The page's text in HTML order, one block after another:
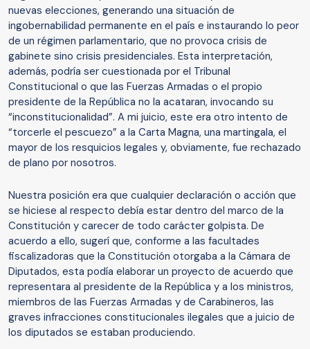
nuevas elecciones, generando una situación de
ingobernabilidad permanente en el país e instaurando lo peor
de un régimen parlamentario, que no provoca crisis de
gabinete sino crisis presidenciales. Esta interpretación,
además, podría ser cuestionada por el Tribunal
Constitucional o que las Fuerzas Armadas o el propio
presidente de la República no la acataran, invocando su
“inconstitucionalidad”. A mi juicio, este era otro intento de
“torcerle el pescuezo” a la Carta Magna, una martingala, el
mayor de los resquicios legales y, obviamente, fue rechazado
de plano por nosotros.
Nuestra posición era que cualquier declaración o acción que
se hiciese al respecto debía estar dentro del marco de la
Constitución y carecer de todo carácter golpista. De
acuerdo a ello, sugerí que, conforme a las facultades
fiscalizadoras que la Constitución otorgaba a la Cámara de
Diputados, esta podía elaborar un proyecto de acuerdo que
representara al presidente de la República y a los ministros,
miembros de las Fuerzas Armadas y de Carabineros, las
graves infracciones constitucionales ilegales que a juicio de
los diputados se estaban produciendo.